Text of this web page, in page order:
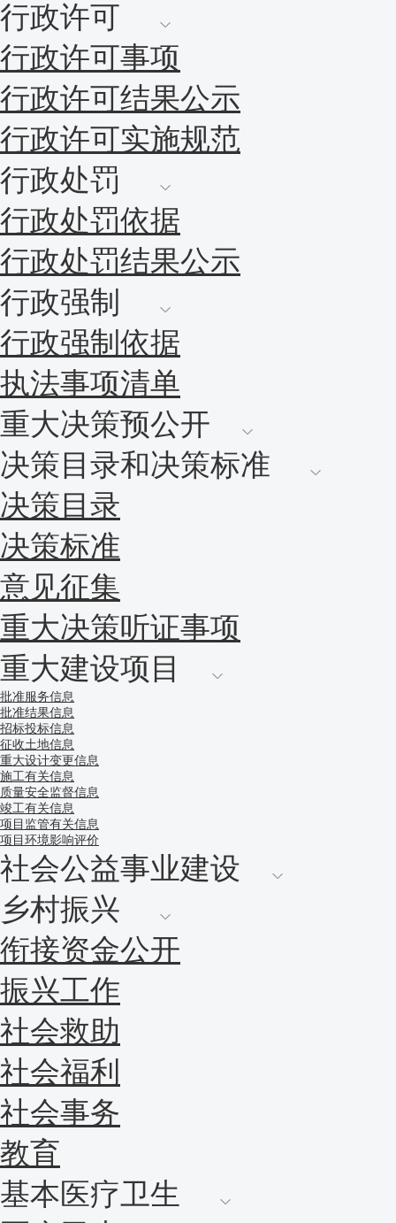
行政许可
行政许可事项
行政许可结果公示
行政许可实施规范
行政处罚
行政处罚依据
行政处罚结果公示
行政强制
行政强制依据
执法事项清单
重大决策预公开
决策目录和决策标准
决策目录
决策标准
意见征集
重大决策听证事项
重大建设项目
批准服务信息
批准结果信息
招标投标信息
征收土地信息
重大设计变更信息
施工有关信息
质量安全监督信息
竣工有关信息
项目监管有关信息
项目环境影响评价
社会公益事业建设
乡村振兴
衔接资金公开
振兴工作
社会救助
社会福利
社会事务
教育
基本医疗卫生